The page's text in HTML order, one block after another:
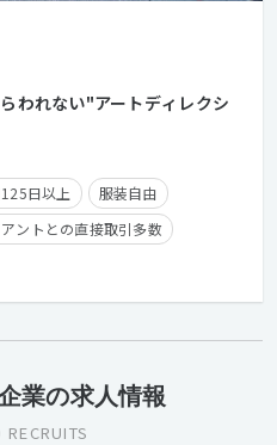
われない"アートディレクシ
日以上
服装自由
ントとの直接取引多数
経験者優遇
業の求人情報
RECRUITS